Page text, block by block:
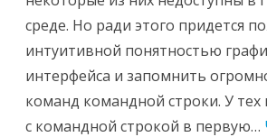
среде. Но ради этого придется
интуитивной понятностью
интерфейса и запомнить
команд командной строки. У тех
с командной строкой в первую…